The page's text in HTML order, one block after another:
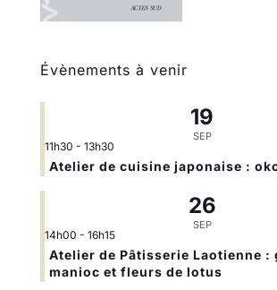
Évènements à venir
19
SEP
11h30 - 13h30
Atelier de cuisine japonaise :
26
SEP
14h00 - 16h15
Atelier de Pâtisserie Laotienne :
manioc et fleurs de lotus